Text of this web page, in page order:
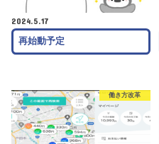
2024.5.17
再始動予定
働き方改革